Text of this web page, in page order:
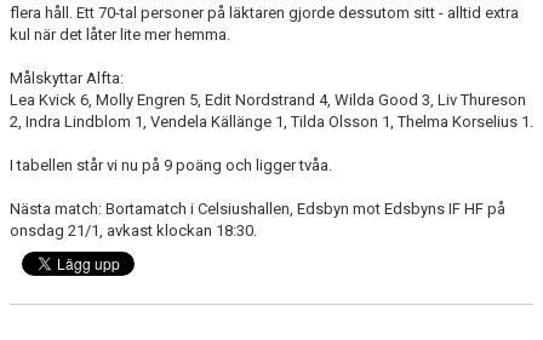
TABELL
flera håll. Ett 70-tal personer på läktaren gjorde dessutom sitt - alltid extra
kul när det låter lite mer hemma.
Målskyttar Alfta:
Lea Kvick 6, Molly Engren 5, Edit Nordstrand 4, Wilda Good 3, Liv Thureson
2, Indra Lindblom 1, Vendela Källänge 1, Tilda Olsson 1, Thelma Korselius 1.
I tabellen står vi nu på 9 poäng och ligger tvåa.
Nästa match: Bortamatch i Celsiushallen, Edsbyn mot Edsbyns IF HF på
onsdag 21/1, avkast klockan 18:30.